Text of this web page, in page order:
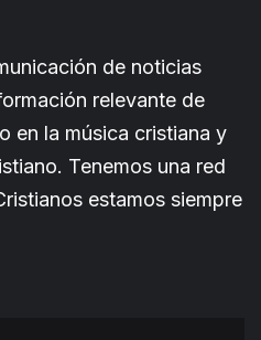
de noticias
relevante de
en la música cristiana y
Tenemos una red
estamos siempre